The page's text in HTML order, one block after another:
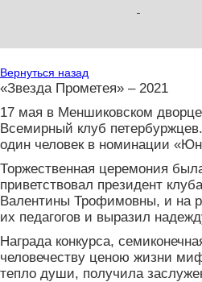
Вернуться назад
«Звезда Прометея» – 2021
17 мая в Меншиковском дворце
Всемирный клуб
один человек в номинации
Торжественная церемония
приветствовал президент
Валентины Трофимовны, и на
их педагогов и выразил
Награда конкурса,
человечеству ценою жизни
тепло души, получила